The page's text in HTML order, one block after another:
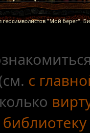
"Мой берег".
с